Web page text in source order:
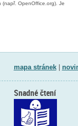
(např. OpenOffice.org). Je
mapa stránek|
Snadné čtení